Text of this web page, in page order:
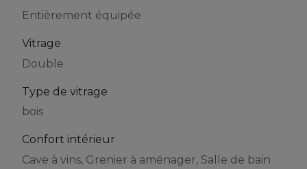
Entièrement équipée
Vitrage
Double
Type de vitrage
bois
Confort intérieur
Cave à vins, Grenier à aménager, Salle de bain